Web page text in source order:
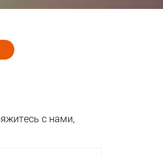
с нами,